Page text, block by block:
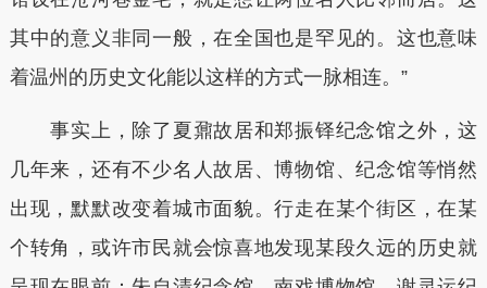
其中的意义非同一般，在全国也是罕见的。这也意味
着温州的历史文化能以这样的方式一脉相连。”
事实上，除了夏鼐故居和郑振铎纪念馆之外，这
几年来，还有不少名人故居、博物馆、纪念馆等悄然
出现，默默改变着城市面貌。行走在某个街区，在某
个转角，或许市民就会惊喜地发现某段久远的历史就